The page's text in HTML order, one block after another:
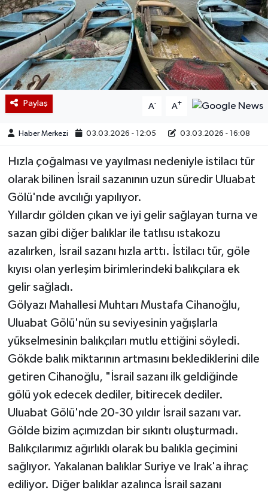
Paylaş A- A+
Haber Merkezi 03.03.2026 - 12:05 03.03.2026 - 16:08
Hızla çoğalması ve yayılması nedeniyle istilacı tür
olarak bilinen İsrail sazanının uzun süredir Uluabat
Gölü'nde avcılığı yapılıyor.
Yıllardır gölden çıkan ve iyi gelir sağlayan turna ve
sazan gibi diğer balıklar ile tatlısu ıstakozu
azalırken, İsrail sazanı hızla arttı. İstilacı tür, göle
kıyısı olan yerleşim birimlerindeki balıkçılara ek
gelir sağladı.
Gölyazı Mahallesi Muhtarı Mustafa Cihanoğlu,
Uluabat Gölü'nün su seviyesinin yağışlarla
yükselmesinin balıkçıları mutlu ettiğini söyledi.
Gökde balık miktarının artmasını beklediklerini dile
getiren Cihanoğlu, "İsrail sazanı ilk geldiğinde
gölü yok edecek dediler, bitirecek dediler.
Uluabat Gölü'nde 20-30 yıldır İsrail sazanı var.
Gölde bizim açımızdan bir sıkıntı oluşturmadı.
Balıkçılarımız ağırlıklı olarak bu balıkla geçimini
sağlıyor. Yakalanan balıklar Suriye ve Irak'a ihraç
ediliyor. Diğer balıklar azalınca İsrail sazanı